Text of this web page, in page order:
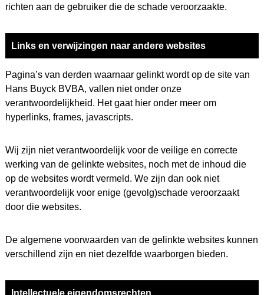
richten aan de gebruiker die de schade veroorzaakte.
Links en verwijzingen naar andere websites
Pagina’s van derden waarnaar gelinkt wordt op de site van
Hans Buyck BVBA, vallen niet onder onze
verantwoordelijkheid. Het gaat hier onder meer om
hyperlinks, frames, javascripts.
Wij zijn niet verantwoordelijk voor de veilige en correcte
werking van de gelinkte websites, noch met de inhoud die
op de websites wordt vermeld. We zijn dan ook niet
verantwoordelijk voor enige (gevolg)schade veroorzaakt
door die websites.
De algemene voorwaarden van de gelinkte websites kunnen
verschillend zijn en niet dezelfde waarborgen bieden.
Intellectuele eigendomsrechten